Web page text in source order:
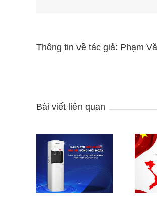
Thông tin về tác giả: Phạm
Bài viết liên quan
ANYBUY – THÔNG
BÁO LỊCH NGHỈ
LỄ QUỐC KHÁNH
2/9